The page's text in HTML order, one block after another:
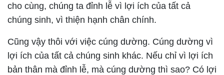
cho cùng, chúng ta đỉnh lễ vì lợi ích của tất cả
chúng sinh, vì thiện hạnh chân chính.
Cũng vậy thôi với việc cúng dường. Cúng dường vì
lợi ích của tất cả chúng sinh khác. Nếu chỉ vì lợi ích
bản thân mà đỉnh lễ, mà cúng dường thì sao? Có lợi